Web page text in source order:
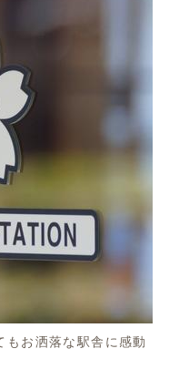
お洒落な駅舎に感動